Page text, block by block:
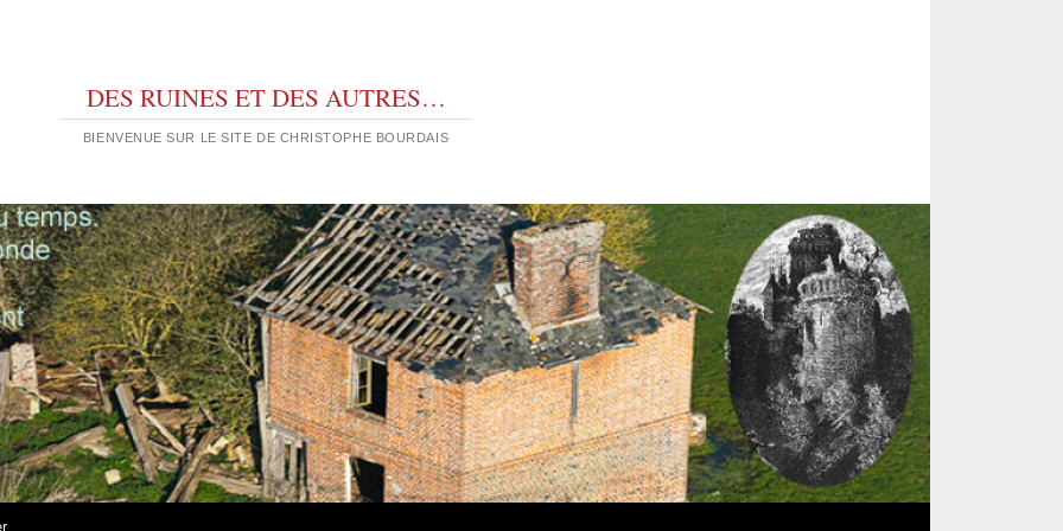
DES RUINES ET DES AUTRES…
BIENVENUE SUR LE SITE DE CHRISTOPHE BOURDAIS